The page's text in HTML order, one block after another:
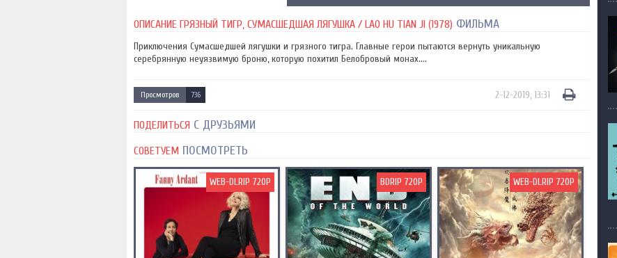
ОПИСАНИЕ ГРЯЗНЫЙ ТИГР, СУМАСШЕДШАЯ ЛЯГУШКА / LAO HU TIAN JI (1978) ФИЛЬМА
Приключения Сумасшедшей лягушки и грязного тигра. Главные герои пытаются вернуть уникальную
серебрянную неуязвимую броню, которую похитил Белобровый монах....
Просмотров 736 2-12-2019, 13:31
ПОДЕЛИТЬСЯ С ДРУЗЬЯМИ
СОВЕТУЕМ ПОСМОТРЕТЬ
WEB-DLRIP 720P BDRIP 720P WEB-DLRIP 720P